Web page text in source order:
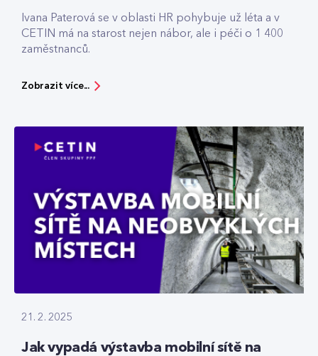
Ivana Paterová se v oblasti HR pohybuje už léta a v
CETIN má na starost nejen nábor, ale i péči o 1 400
zaměstnanců.
Zobrazit více...
21. 2. 2025
Jak vypadá výstavba mobilní sítě na